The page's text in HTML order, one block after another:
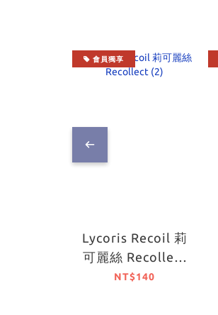
會員獨享
Lycoris Recoil 莉
可麗絲 Recollect
(2)
NT$140